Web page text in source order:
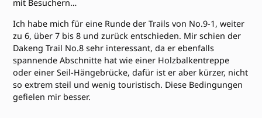
mit Besuchern…
Ich habe mich für eine Runde der Trails von No.9-1, weiter
zu 6, über 7 bis 8 und zurück entschieden. Mir schien der
Dakeng Trail No.8 sehr interessant, da er ebenfalls
spannende Abschnitte hat wie einer Holzbalkentreppe
oder einer Seil-Hängebrücke, dafür ist er aber kürzer, nicht
so extrem steil und wenig touristisch. Diese Bedingungen
gefielen mir besser.